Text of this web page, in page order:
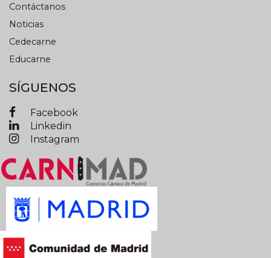
Contáctanos
Noticias
Cedecarne
Educarne
SÍGUENOS
Facebook
Linkedin
Instagram